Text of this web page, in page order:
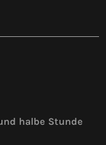
halbe Stunde